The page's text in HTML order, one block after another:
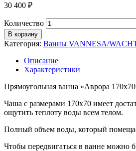
30 400 ₽
Количество
В корзину
Категория: Ванны VANNESA/
Описание
Характеристики
Прямоугольная ванна «Аврора
Чаша с размерами 170х70 имеет
ощутить теплоту воды всем телом.
Полный объем воды, который
Чтобы передвигаться в ванне можно